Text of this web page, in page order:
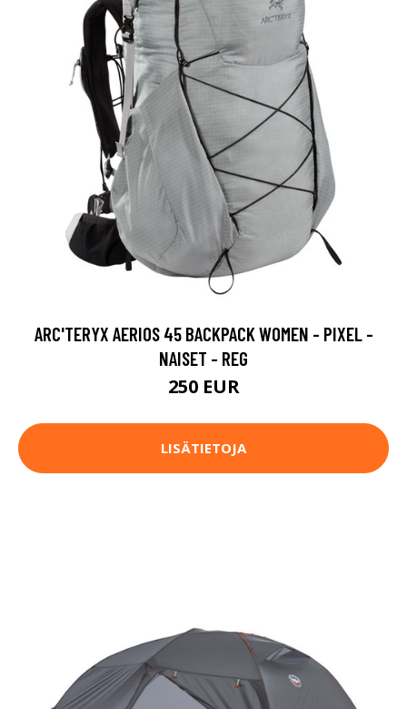
ARC'TERYX AERIOS 45 BACKPACK WOMEN - PIXEL -
NAISET - REG
250 EUR
LISÄTIETOJA